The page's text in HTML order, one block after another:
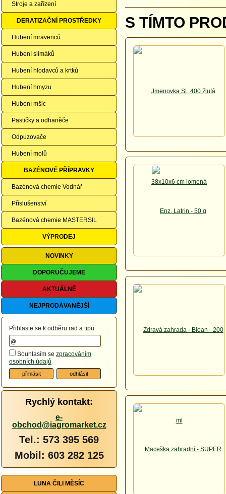
Stroje a zařízení
DERATIZAČNÍ PROSTŘEDKY
Hubení mravenců
Hubení slimáků
Hubení hlodavců a krtků
Hubení hmyzu
Hubení mšic
Pastičky a odhaněče
Odpuzovače
Hubení molů
BAZÉNOVÉ PŘÍPRAVKY
Bazénová chemie Vodnář
Příslušenství
Bazénová chemie MASTERSIL
VÝPRODEJ
NOVINKY
DOPORUČUJEME
AKTUÁLNĚ
NEJPRODÁVANĚJŠÍ
Přihlaste se k odběru rad a tipů
Souhlasím se zpracováním
osobních údajů
Rychlý kontakt:
e-
obchod@iagromarket.cz
Tel.: 573 395 569
Mobil: 603 282 125
LUNA ČILI MĚSÍC
S TÍMTO